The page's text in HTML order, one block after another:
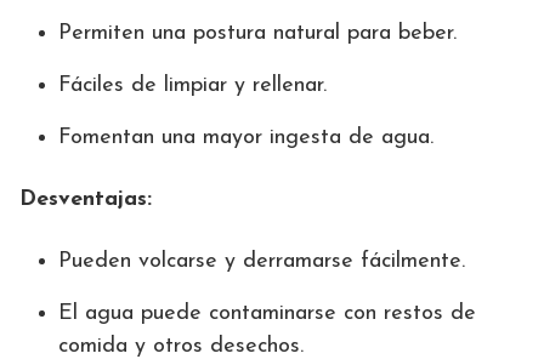
Permiten una postura natural para beber.
Fáciles de limpiar y rellenar.
Fomentan una mayor ingesta de agua.
Desventajas:
Pueden volcarse y derramarse fácilmente.
El agua puede contaminarse con restos de
comida y otros desechos.